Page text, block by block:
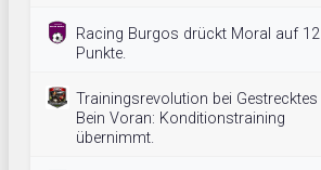
Racing Burgos drückt Moral auf 12
Punkte.
Trainingsrevolution bei Gestrecktes
Bein Voran: Konditionstraining
übernimmt.